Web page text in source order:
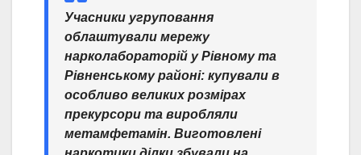
Учасники угруповання
облаштували мережу
нарколабораторій у Рівному та
Рівненському районі: купували в
особливо великих розмірах
прекурсори та виробляли
метамфетамін. Виготовлені